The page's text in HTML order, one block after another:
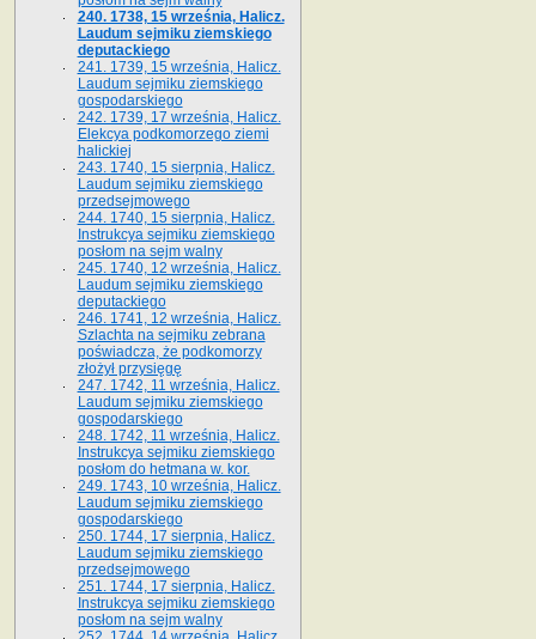
240. 1738, 15 września, Halicz.
Laudum sejmiku ziemskiego
deputackiego
241. 1739, 15 września, Halicz.
Laudum sejmiku ziemskiego
gospodarskiego
242. 1739, 17 września, Halicz.
Elekcya podkomorzego ziemi
halickiej
243. 1740, 15 sierpnia, Halicz.
Laudum sejmiku ziemskiego
przedsejmowego
244. 1740, 15 sierpnia, Halicz.
Instrukcya sejmiku ziemskiego
posłom na sejm walny
245. 1740, 12 września, Halicz.
Laudum sejmiku ziemskiego
deputackiego
246. 1741, 12 września, Halicz.
Szlachta na sejmiku zebrana
poświadcza, że podkomorzy
złożył przysięgę
247. 1742, 11 września, Halicz.
Laudum sejmiku ziemskiego
gospodarskiego
248. 1742, 11 września, Halicz.
Instrukcya sejmiku ziemskiego
posłom do hetmana w. kor.
249. 1743, 10 września, Halicz.
Laudum sejmiku ziemskiego
gospodarskiego
250. 1744, 17 sierpnia, Halicz.
Laudum sejmiku ziemskiego
przedsejmowego
251. 1744, 17 sierpnia, Halicz.
Instrukcya sejmiku ziemskiego
posłom na sejm walny